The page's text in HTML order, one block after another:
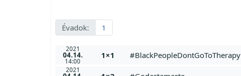
Évadok: 1
2021
04.14.
14:00
1×1 #BlackPeopleDontGoToTherapy
2021